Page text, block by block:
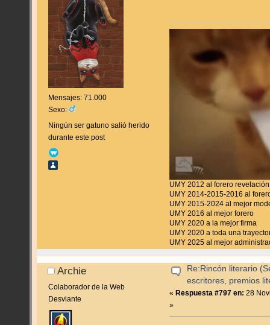
Mensajes: 71.000
Sexo:
Ningún ser gatuno salió herido
durante este post
UMY 2012 al forero revelación
UMY 2014-2015-2016 al
UMY 2015-2024 al mejor
UMY 2016 al mejor forero
UMY 2020 a la mejor firma
UMY 2020 a toda una
UMY 2025 al mejor
Archie
Colaborador de la Web
Desviante
Re:Rincón literario
escritores, premios
« Respuesta #797 en: 28
»